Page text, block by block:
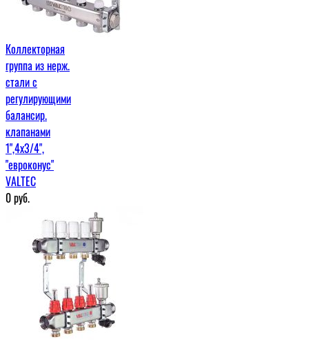
Коллекторная
группа из нерж.
стали с
регулирующими
балансир.
клапанами
1",4x3/4",
"евроконус"
VALTEC
0руб.